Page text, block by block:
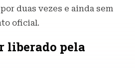
duas vezes e ainda sem
oficial.
liberado pela